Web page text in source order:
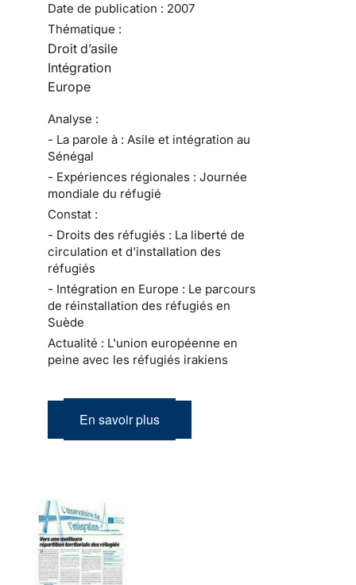
Date de publication : 2007
Thématique :
Droit d’asile
Intégration
Europe
Analyse :
- La parole à : Asile et intégration au
Sénégal
- Expériences régionales : Journée
mondiale du réfugié
Constat :
- Droits des réfugiés : La liberté de
circulation et d'installation des
réfugiés
- Intégration en Europe : Le parcours
de réinstallation des réfugiés en
Suède
Actualité : L'union européenne en
peine avec les réfugiés irakiens
En savoir plus